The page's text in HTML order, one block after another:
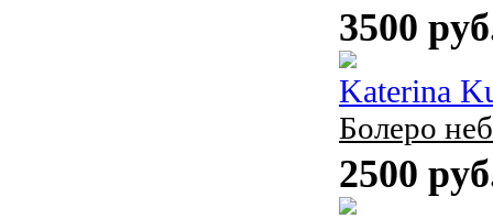
3500
Katerina
Болеро
2500